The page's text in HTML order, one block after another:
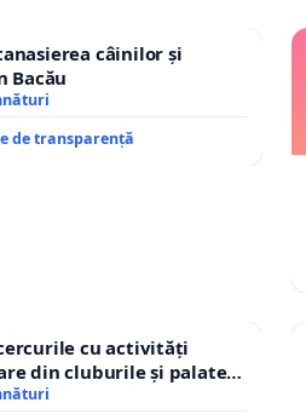
câinilor și
Bacău
de transparență
cu activități
din cluburile și palatele